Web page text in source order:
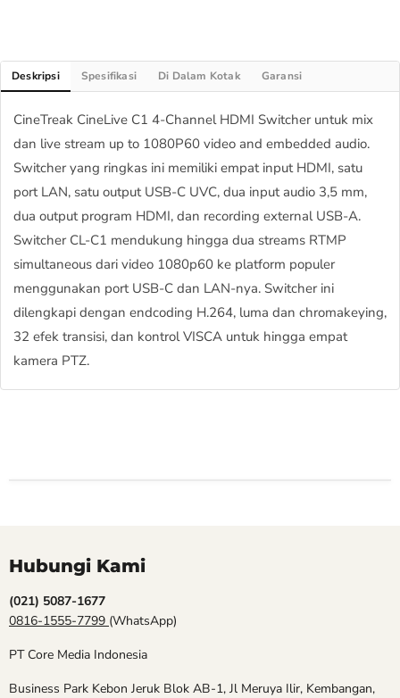
Deskripsi Spesifikasi Di Dalam Kotak Garansi
CineTreak CineLive C1 4-Channel HDMI Switcher untuk mix
dan live stream up to 1080P60 video and embedded audio.
Switcher yang ringkas ini memiliki empat input HDMI, satu
port LAN, satu output USB-C UVC, dua input audio 3,5 mm,
dua output program HDMI, dan recording external USB-A.
Switcher CL-C1 mendukung hingga dua streams RTMP
simultaneous dari video 1080p60 ke platform populer
menggunakan port USB-C dan LAN-nya. Switcher ini
dilengkapi dengan endcoding H.264, luma dan chromakeying,
32 efek transisi, dan kontrol VISCA untuk hingga empat
kamera PTZ.
Hubungi Kami
(021) 5087-1677
0816-1555-7799 (WhatsApp)
PT Core Media Indonesia
Business Park Kebon Jeruk Blok AB-1, Jl Meruya Ilir, Kembangan,